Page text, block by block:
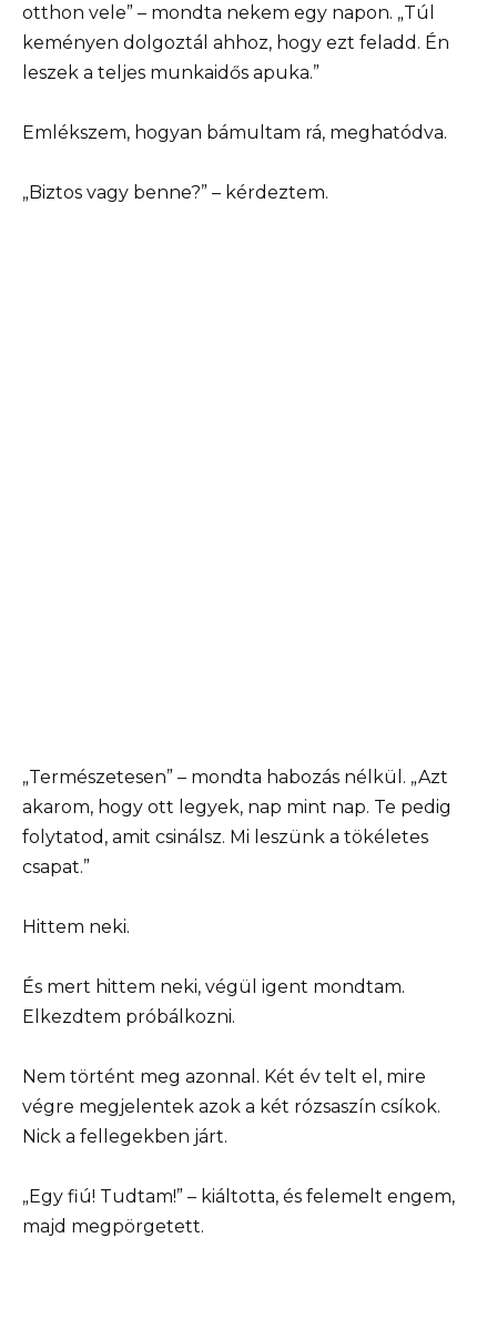
otthon vele” – mondta nekem egy napon. „Túl
keményen dolgoztál ahhoz, hogy ezt feladd. Én
leszek a teljes munkaidős apuka.”
Emlékszem, hogyan bámultam rá, meghatódva.
„Biztos vagy benne?” – kérdeztem.
„Természetesen” – mondta habozás nélkül. „Azt
akarom, hogy ott legyek, nap mint nap. Te pedig
folytatod, amit csinálsz. Mi leszünk a tökéletes
csapat.”
Hittem neki.
És mert hittem neki, végül igent mondtam.
Elkezdtem próbálkozni.
Nem történt meg azonnal. Két év telt el, mire
végre megjelentek azok a két rózsaszín csíkok.
Nick a fellegekben járt.
„Egy fiú! Tudtam!” – kiáltotta, és felemelt engem,
majd megpörgetett.